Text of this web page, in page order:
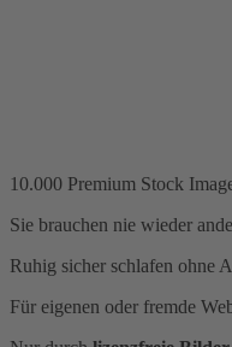
10.000 Premium Stock
Sie brauchen nie wieder
Ruhig sicher schlafen ohne
Für eigenen oder fremde